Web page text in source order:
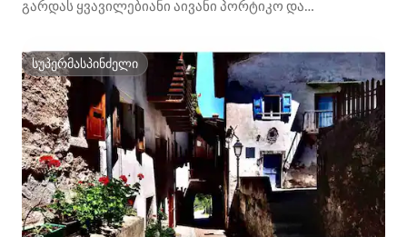
გარდას ყვავილებიანი აივანი პორტიკო და
სუპერმასპინძელი
სუპერმასპინძელი